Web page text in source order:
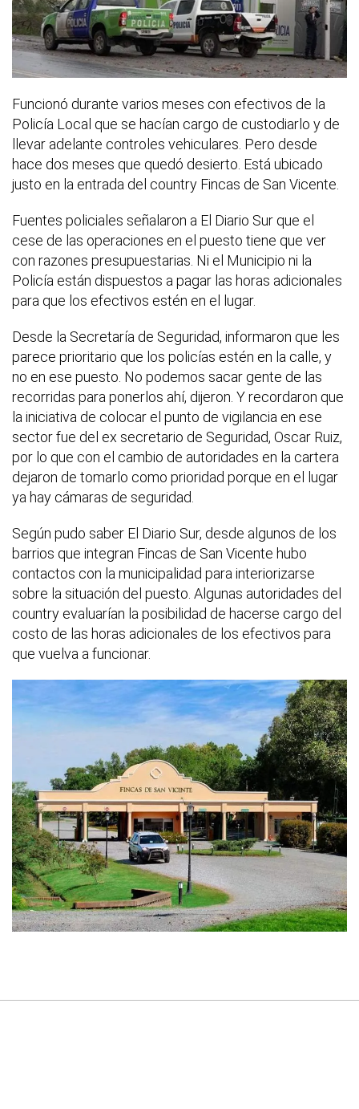
Funcionó durante varios meses con efectivos de la
Policía Local que se hacían cargo de custodiarlo y de
llevar adelante controles vehiculares. Pero desde
hace dos meses que quedó desierto. Está ubicado
justo en la entrada del country Fincas de San Vicente.
Fuentes policiales señalaron a El Diario Sur que el
cese de las operaciones en el puesto tiene que ver
con razones presupuestarias. Ni el Municipio ni la
Policía están dispuestos a pagar las horas adicionales
para que los efectivos estén en el lugar.
Desde la Secretaría de Seguridad, informaron que les
parece prioritario que los policías estén en la calle, y
no en ese puesto. No podemos sacar gente de las
recorridas para ponerlos ahí, dijeron. Y recordaron que
la iniciativa de colocar el punto de vigilancia en ese
sector fue del ex secretario de Seguridad, Oscar Ruiz,
por lo que con el cambio de autoridades en la cartera
dejaron de tomarlo como prioridad porque en el lugar
ya hay cámaras de seguridad.
Según pudo saber El Diario Sur, desde algunos de los
barrios que integran Fincas de San Vicente hubo
contactos con la municipalidad para interiorizarse
sobre la situación del puesto. Algunas autoridades del
country evaluarían la posibilidad de hacerse cargo del
costo de las horas adicionales de los efectivos para
que vuelva a funcionar.